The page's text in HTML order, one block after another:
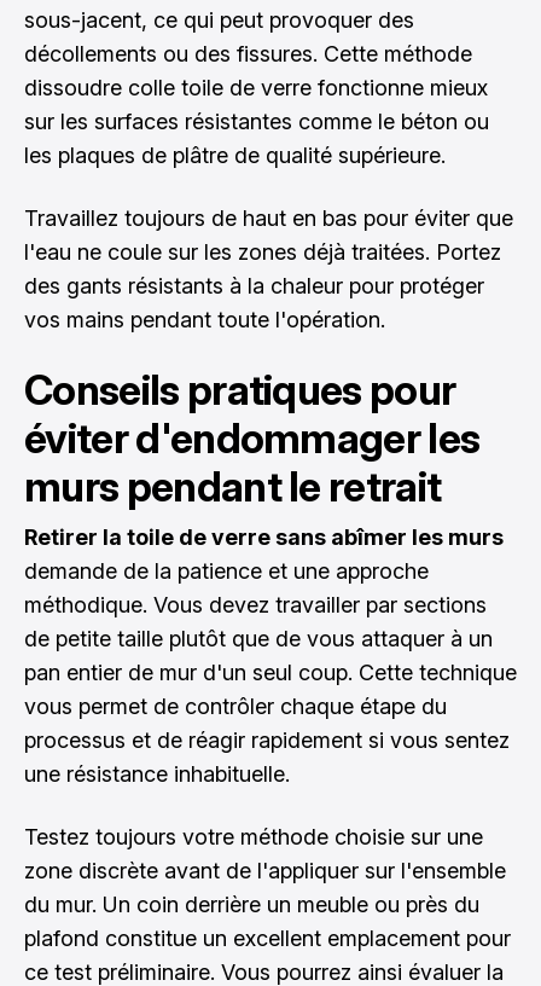
sous-jacent, ce qui peut provoquer des
décollements ou des fissures. Cette méthode
dissoudre colle toile de verre fonctionne mieux
sur les surfaces résistantes comme le béton ou
les plaques de plâtre de qualité supérieure.
Travaillez toujours de haut en bas pour éviter que
l'eau ne coule sur les zones déjà traitées. Portez
des gants résistants à la chaleur pour protéger
vos mains pendant toute l'opération.
Conseils pratiques pour
éviter d'endommager les
murs pendant le retrait
Retirer la toile de verre sans abîmer les murs
demande de la patience et une approche
méthodique. Vous devez travailler par sections
de petite taille plutôt que de vous attaquer à un
pan entier de mur d'un seul coup. Cette technique
vous permet de contrôler chaque étape du
processus et de réagir rapidement si vous sentez
une résistance inhabituelle.
Testez toujours votre méthode choisie sur une
zone discrète avant de l'appliquer sur l'ensemble
du mur. Un coin derrière un meuble ou près du
plafond constitue un excellent emplacement pour
ce test préliminaire. Vous pourrez ainsi évaluer la